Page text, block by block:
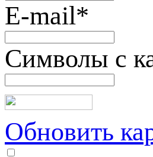
E-mail*
Символы с
Обновить